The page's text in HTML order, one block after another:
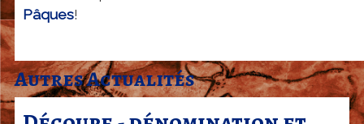
t
r
i
Pâques!
Autres Actualités